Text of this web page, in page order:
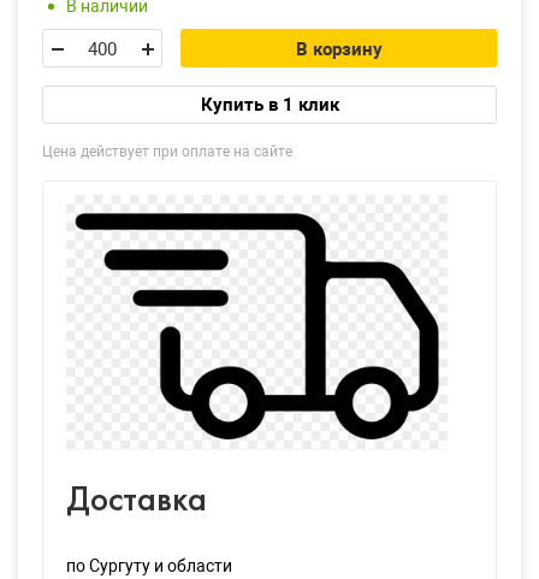
В наличии
В корзину
Купить в 1 клик
Цена действует при оплате на сайте
Доставка
по Сургуту и области